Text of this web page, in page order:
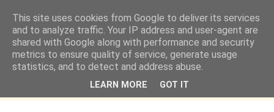
Là où je suis née
"Les temps sont durs pour les rêveurs" mais shush shush,
j'ai le cœur à l'affût et j'ouvre mon carnet de peau. « Soyez
vous-même, tous les autres sont déjà pris. » Oscar Wilde
This site uses cookies from Google to deliver its services
and to analyze traffic. Your IP address and user-agent are
shared with Google along with performance and security
metrics to ensure quality of service, generate usage
statistics, and to detect and address abuse.
LEARN MORE GOT IT